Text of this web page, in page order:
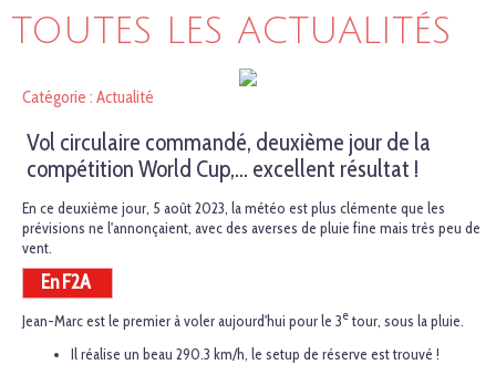
TOUTES LES ACTUALITÉS
Catégorie : Actualité
Vol circulaire commandé, deuxième jour de la
compétition World Cup,… excellent résultat !
En ce deuxième jour, 5 août 2023, la météo est plus clémente que les
prévisions ne l'annonçaient, avec des averses de pluie fine mais très peu de
vent.
En F2A
Jean-Marc est le premier à voler aujourd'hui pour le 3e tour, sous la pluie.
Il réalise un beau 290.3 km/h, le setup de réserve est trouvé !